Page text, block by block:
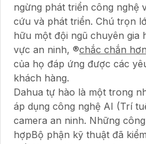
ngừng phát triển công nghệ
cứu và phát triển. Chú trọn
hữu một đội ngũ chuyên gia
vực an ninh, ®️chắc chắn hơn
của họ đáp ứng được các
khách hàng.
Dahua tự hào là một trong
áp dụng công nghệ AI (Trí
camera an ninh. Những
hợpBộ phận kỹ thuật đã